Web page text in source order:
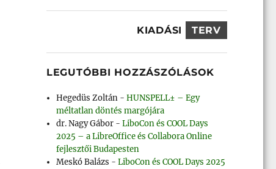
KIADÁSI TERV
LEGUTÓBBI HOZZÁSZÓLÁSOK
Hegedüs Zoltán -HUNSPELL± – Egy
méltatlan döntés margójára
dr. Nagy Gábor -LiboCon és COOL Days
2025 – a LibreOffice és Collabora Online
fejlesztői Budapesten
Meskó Balázs -LiboCon és COOL Days 2025